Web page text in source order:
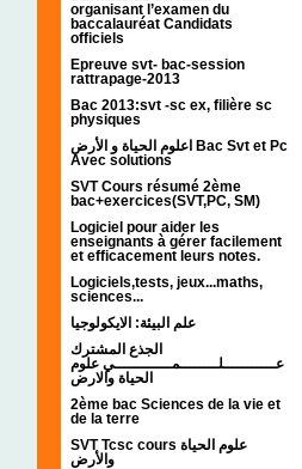
organisant l’examen du
baccalauréat Candidats
officiels
Epreuve svt- bac-session
rattrapage-2013
Bac 2013:svt -sc ex, filière sc
physiques
اعلوم الحياة و الأرض Bac Svt et Pc
Avec solutions
SVT Cours résumé 2ème
bac+exercices(SVT,PC, SM)
Logiciel pour aider les
enseignants à gérer facilement
et efficacement leurs notes.
Logiciels,tests, jeux...maths,
sciences...
علم البيئة: الايكولوجيا
الجذع المشترك
عـــــــــــلــــــــمــــــــــــي علوم
الحياة والارض
2ème bac Sciences de la vie et
de la terre
SVT Tcsc cours علوم الحياة
والأرض